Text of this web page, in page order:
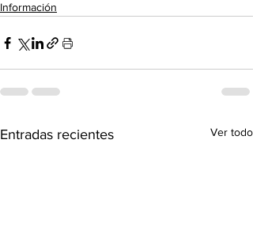
Información
Entradas recientes Ver todo